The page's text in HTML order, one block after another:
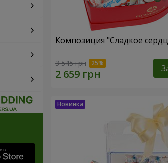
Композиция "Сладкое
3 545 грн